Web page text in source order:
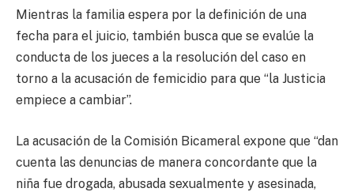
Mientras la familia espera por la definición de una
fecha para el juicio, también busca que se evalúe la
conducta de los jueces a la resolución del caso en
torno a la acusación de femicidio para que “la Justicia
empiece a cambiar”.
La acusación de la Comisión Bicameral expone que “dan
cuenta las denuncias de manera concordante que la
niña fue drogada, abusada sexualmente y asesinada,